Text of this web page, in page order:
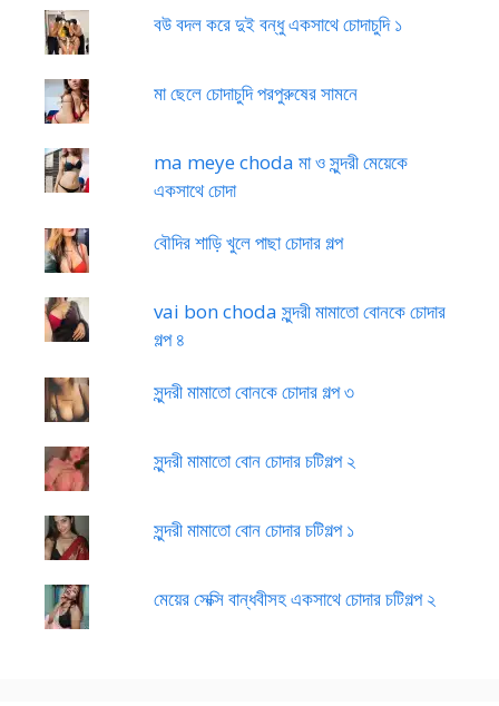
বউ বদল করে দুই বন্ধু একসাথে চোদাচুদি ১
মা ছেলে চোদাচুদি পরপুরুষের সামনে
ma meye choda মা ও সুন্দরী মেয়েকে
একসাথে চোদা
বৌদির শাড়ি খুলে পাছা চোদার গল্প
vai bon choda সুন্দরী মামাতো বোনকে চোদার
গল্প ৪
সুন্দরী মামাতো বোনকে চোদার গল্প ৩
সুন্দরী মামাতো বোন চোদার চটিগল্প ২
সুন্দরী মামাতো বোন চোদার চটিগল্প ১
মেয়ের সেক্সি বান্ধবীসহ একসাথে চোদার চটিগল্প ২